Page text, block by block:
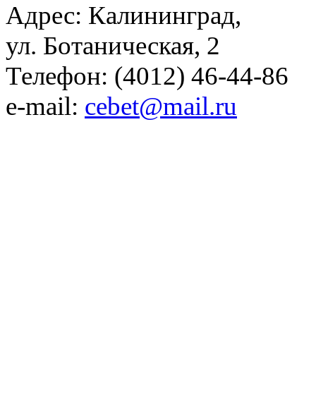
Адрес: Калининград,
ул. Ботаническая, 2
Телефон: (4012) 46-44-86
e-mail: cebet@mail.ru